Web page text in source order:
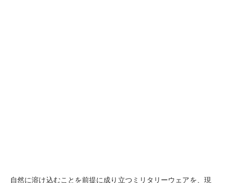
自然に溶け込むことを前提に成り立つミリタリーウェアを、現